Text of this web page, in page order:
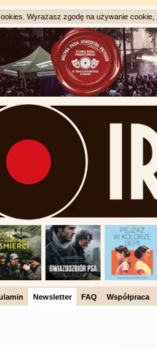
Wyrażasz zgodę na używanie
Newsletter FAQ Współpraca